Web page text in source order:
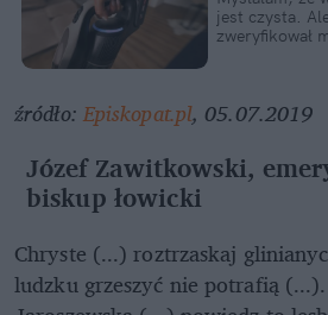
jest czysta.
zweryfikował
źródło: Episkopat.pl, 05.07.2019
Józef Zawitkowski,
biskup łowicki
Chryste (...) roztrzaskaj
ludzku grzeszyć nie potrafią